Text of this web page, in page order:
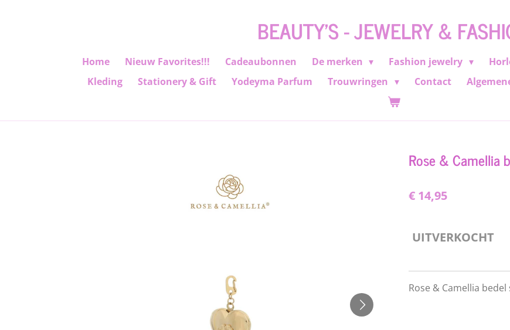
BEAUTY'S - JEWELRY &
Home Nieuw Favorites!!! Cadeaubonnen De merken Fashion jewelry
Kleding
Stationery & Gift Yodeyma Parfum Trouwringen Contact
Rose & Camellia
€ 14,95
UITVERKOCHT
Rose & Camellia